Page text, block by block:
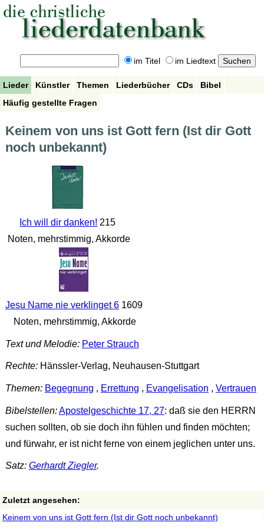
im Titel im Liedtext
Lieder Künstler Themen Liederbücher CDs
Bibel
Häufig gestellte Fragen
Keinem von uns ist Gott fern (Ist dir Gott
noch unbekannt)
Ich will dir danken! 215
Noten, mehrstimmig, Akkorde
Jesu Name nie verklinget 61609
Noten, mehrstimmig, Akkorde
Text und Melodie: Peter Strauch
Rechte:Hänssler-Verlag, Neuhausen-Stuttgart
Themen: Begegnung , Errettung , Evangelisation , Vertrauen
Bibelstellen:Apostelgeschichte 17, 27: daß sie den HERRN
suchen sollten, ob sie doch ihn fühlen und finden möchten;
und fürwahr, er ist nicht ferne von einem jeglichen unter uns.
Satz: Gerhardt Ziegler.
Zuletzt angesehen:
Keinem von uns ist Gott fern (Ist dir Gott noch unbekannt)